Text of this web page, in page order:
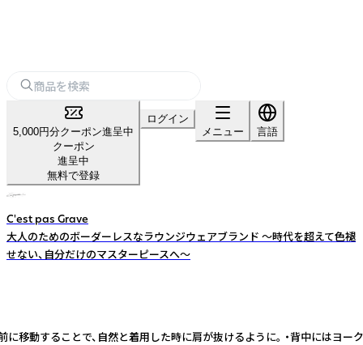
5,000円分クーポン進呈中
クーポン
進呈中
無料で登録
ログイン
メニュー
言語
C'est pas Grave
大人のためのボーダーレスなラウンジウェアブランド 〜時代を超えて色褪
せない、自分だけのマスターピースへ〜
ることで、自然と着用した時に肩が抜けるように。 ・背中にはヨ